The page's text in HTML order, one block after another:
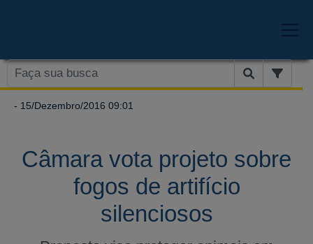
- 15/Dezembro/2016 09:01
Câmara vota projeto sobre
fogos de artifício
silenciosos